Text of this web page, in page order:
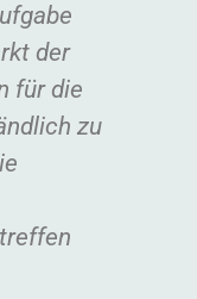
der
für die
zu